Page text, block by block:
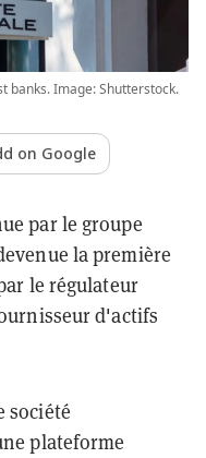
banks. Image: Shutterstock.
on Google
par le groupe
la première
le régulateur
d'actifs
société
plateforme